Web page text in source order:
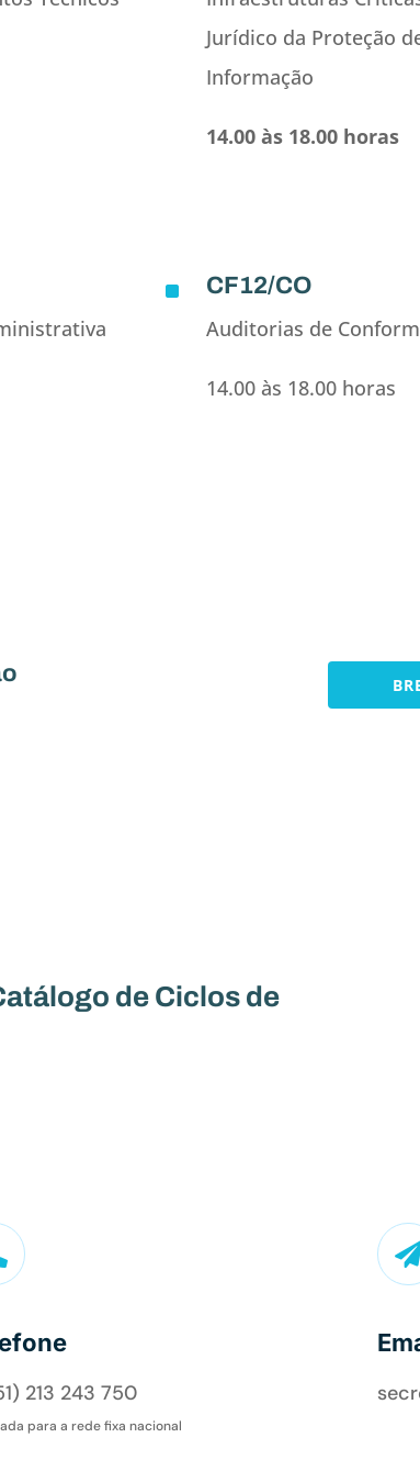
Jurídico da Proteção
Informação
14.00 às 18.00 horas
^
CF12/CO
Auditorias de
14.00 às 18.00 horas
de Ciclos de
213 243 750
para a rede fixa nacional